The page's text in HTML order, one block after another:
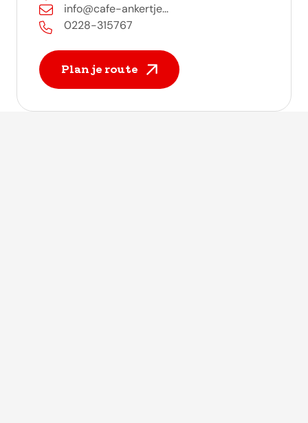
info@cafe-ankertje...
0228-315767
Plan je route